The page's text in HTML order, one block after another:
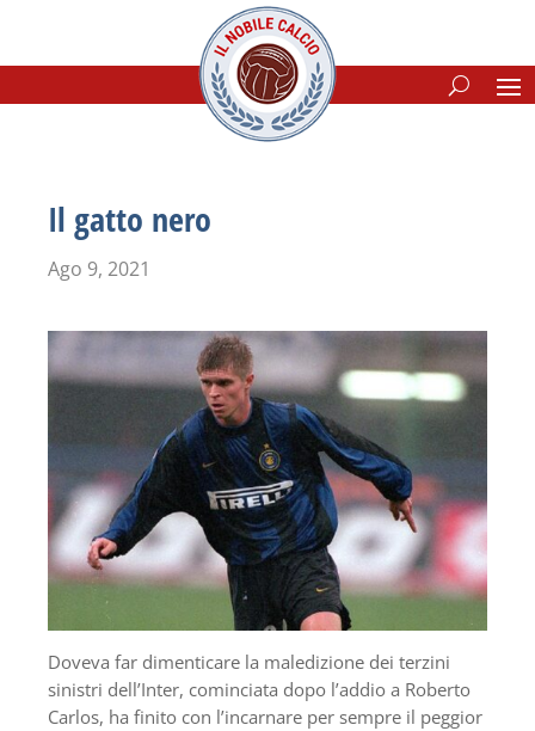
Il gatto nero
Ago 9, 2021
Doveva far dimenticare la maledizione dei terzini
sinistri dell’Inter, cominciata dopo l’addio a Roberto
Carlos, ha finito con l’incarnare per sempre il peggior